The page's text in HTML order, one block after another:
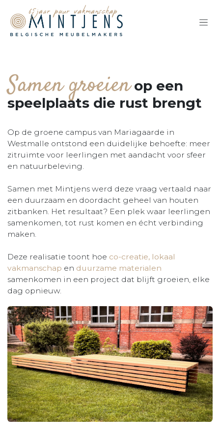
Samen groeien op een
speelplaats die rust brengt
Op de groene campus van Mariagaarde in
Westmalle ontstond een duidelijke behoefte: meer
zitruimte voor leerlingen met aandacht voor sfeer
en natuurbeleving.
Samen met Mintjens werd deze vraag vertaald naar
een duurzaam en doordacht geheel van houten
zitbanken. Het resultaat? Een plek waar leerlingen
samenkomen, tot rust komen en écht verbinding
maken.
Deze realisatie toont hoe co-creatie, lokaal
vakmanschap en duurzame materialen
samenkomen in een project dat blijft groeien, elke
dag opnieuw.